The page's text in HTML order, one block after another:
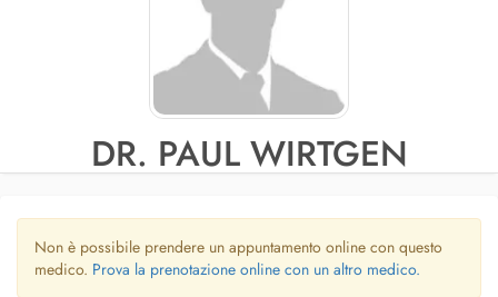
DR. PAUL WIRTGEN
Non è possibile prendere un appuntamento online con questo
medico. Prova la prenotazione online con un altro medico.